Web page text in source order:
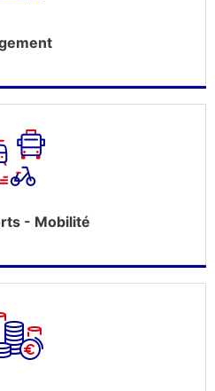
- Mobilité